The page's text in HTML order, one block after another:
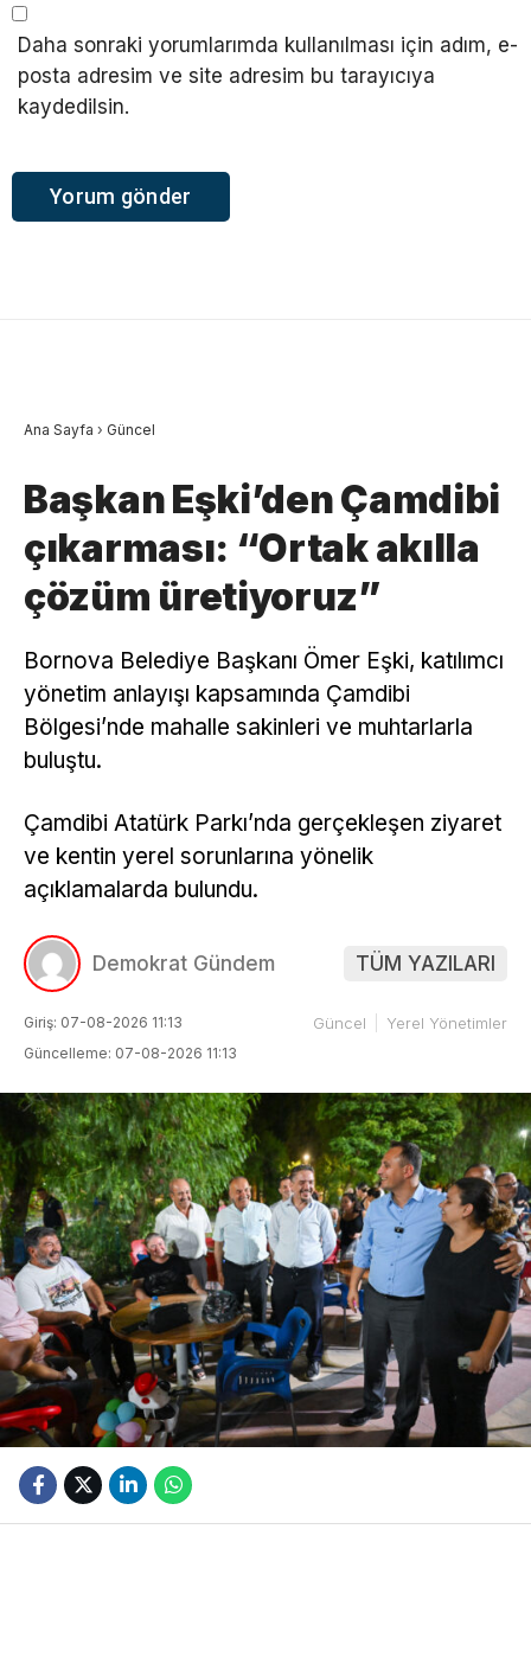
Daha sonraki yorumlarımda kullanılması için adım, e-
posta adresim ve site adresim bu tarayıcıya
kaydedilsin.
Ana Sayfa › Güncel
Başkan Eşki’den Çamdibi
çıkarması: “Ortak akılla
çözüm üretiyoruz”
Bornova Belediye Başkanı Ömer Eşki, katılımcı
yönetim anlayışı kapsamında Çamdibi
Bölgesi’nde mahalle sakinleri ve muhtarlarla
buluştu.
Çamdibi Atatürk Parkı’nda gerçekleşen ziyaret
ve kentin yerel sorunlarına yönelik
açıklamalarda bulundu.
Demokrat Gündem TÜM YAZILARI
Giriş: 07-08-2026 11:13
Güncelleme: 07-08-2026 11:13
Güncel Yerel Yönetimler